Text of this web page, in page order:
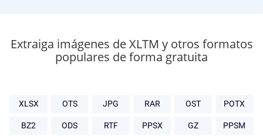
Extraiga imágenes de XLTM y otros formatos
populares de forma gratuita
XLSX OTS JPG RAR OST POTX
BZ2 ODS RTF PPSX GZ PPSM